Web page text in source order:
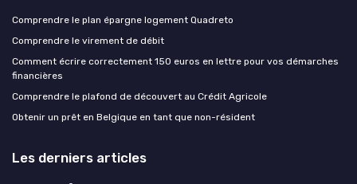
Comprendre le plan épargne logement Quadreto
Comprendre le virement de débit
Comment écrire correctement 150 euros en lettre pour vos démarches
financières
Comprendre le plafond de découvert au Crédit Agricole
Obtenir un prêt en Belgique en tant que non-résident
Les derniers articles